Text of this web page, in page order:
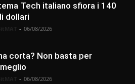
Tech italiano sfiora i 140
dollari
- 06/08/2026
corta? Non basta per
- 06/08/2026